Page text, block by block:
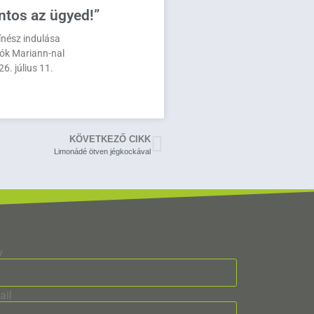
az ügyed!”
indulása
Mariann-nal
július 11.
KÖVETKEZŐ CIKK
Limonádé ötven jégkockával